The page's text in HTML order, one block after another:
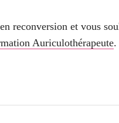
reconversion et vous
Auriculothérapeute.